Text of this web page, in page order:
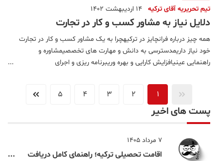
تیم تحریریه آقای ترکیه 14 اردیبهشت 1402
دلایل نیاز به مشاور کسب و کار در تجارت
همه چیز درباره فرانچایز در ترکیهچرا به یک مشاور کسب و کار در تجارت
خود نیاز داریمدسترسی به دانش و مهارت های تخصصیمشاوره و
راهنمایی عینیافزایش کارایی و بهره وریبرنامه ریزی و اجرای
پذیریدپارتمان کسب و کار شرکت آقای ترکیه می تواند بهترین مشاور
1
2
3
4
5
پست های اخیر
7 مرداد 1405
اقامت تحصیلی ترکیه؛ راهنمای کامل دریافت